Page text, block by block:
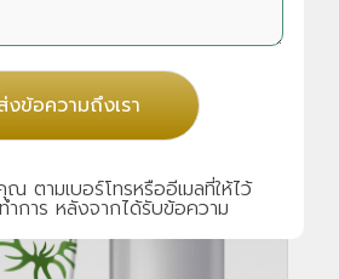
งข้อความถึงเรา
ตามเบอร์โทรหรืออีเมลที่ให้ไว้
ำการ หลังจากได้รับข้อความ